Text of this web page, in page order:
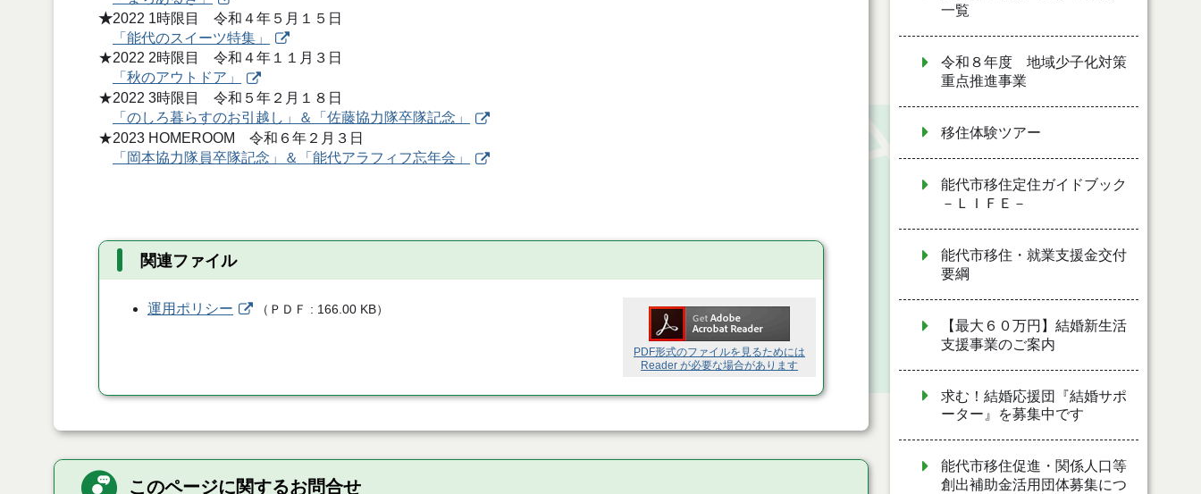
★2022 1時限目 令和４年５月１５日
「能代のスイーツ特集」
★2022 2時限目 令和４年１１月３日
「秋のアウトドア」
★2022 3時限目 令和５年２月１８日
「のしろ暮らすのお引越し」＆「佐藤協力隊卒隊記念」
★2023 HOMEROOM 令和６年２月３日
「岡本協力隊員卒隊記念」＆「能代アラフィフ忘年会」
関連ファイル
PDF形式のファイルを見るためには
Reader が必要な場合があります
運用ポリシー （ ＰＤＦ 166.00 KB）
このページに関するお問合せ
一覧
令和８年度 地域少子化対策
重点推進事業
移住体験ツアー
能代市移住定住ガイドブック
－ＬＩＦＥ－
能代市移住・就業支援金交付
要綱
【最大６０万円】結婚新生活
支援事業のご案内
求む！結婚応援団『結婚サポ
ーター』を募集中です
能代市移住促進・関係人口等
創出補助金活用団体募集につ